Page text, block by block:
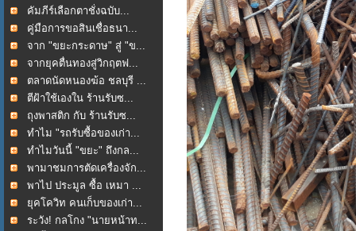
คัมภีร์เลือกตาชั่งฉบับ...
คู่มือการขอสินเชื่อธนา...
จาก "ขยะกระดาษ" สู่ "ข...
จากยุคตื่นทองสู่วิกฤตฟ...
ตลาดนัดหนองฆ้อ ชลบุรี ...
ตีฝ้าใช้เองใน ร้านรับซ...
ถุงพาสติก กับ ร้านรับซ...
ทำไม "รถรับซื้อของเก่า...
ทำไมวันนี้ "ขยะ" ถึงกล...
พามาชมการตัดเครื่องจัก...
พาไป ประมูล ซื้อ เหมา ...
ยุคโควิท คนเก็บของเก่า...
ระวัง! กลโกง "นายหน้าท...